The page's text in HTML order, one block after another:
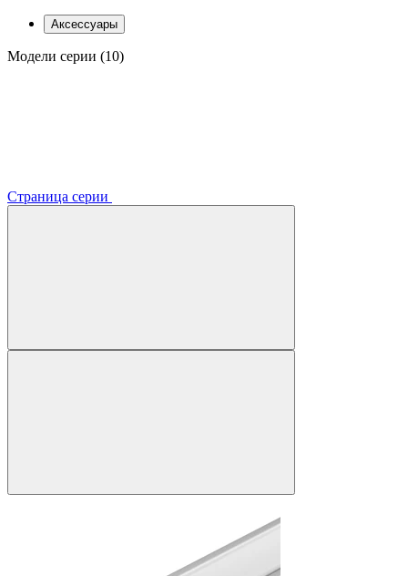
Аксессуары
Модели серии (10)
Страница серии